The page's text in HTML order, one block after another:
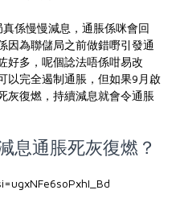
係慢慢減息，通脹係咪會回
因為聯儲局之前做錯嘢引發通
好多，呢個諗法唔係咁易改
以完全遏制通脹，但如果9月啟
灰復燃，持續減息就會令通脹
息通脹死灰復燃？